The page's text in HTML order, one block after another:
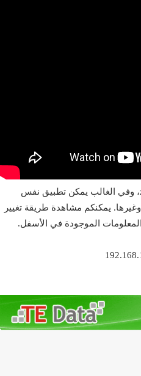
- سنتعرف في البداية على الطريقة الخاصة براوتر TE Data مثل راوتر zxhn h108n v2.5، وفي الغالب يمكن تطبيق نفس
مثل راوتر اتصالات | فودافون | أورانج | TP Link | D Link وغيرها. يمكنكم مشاهدة طريقة تغيير